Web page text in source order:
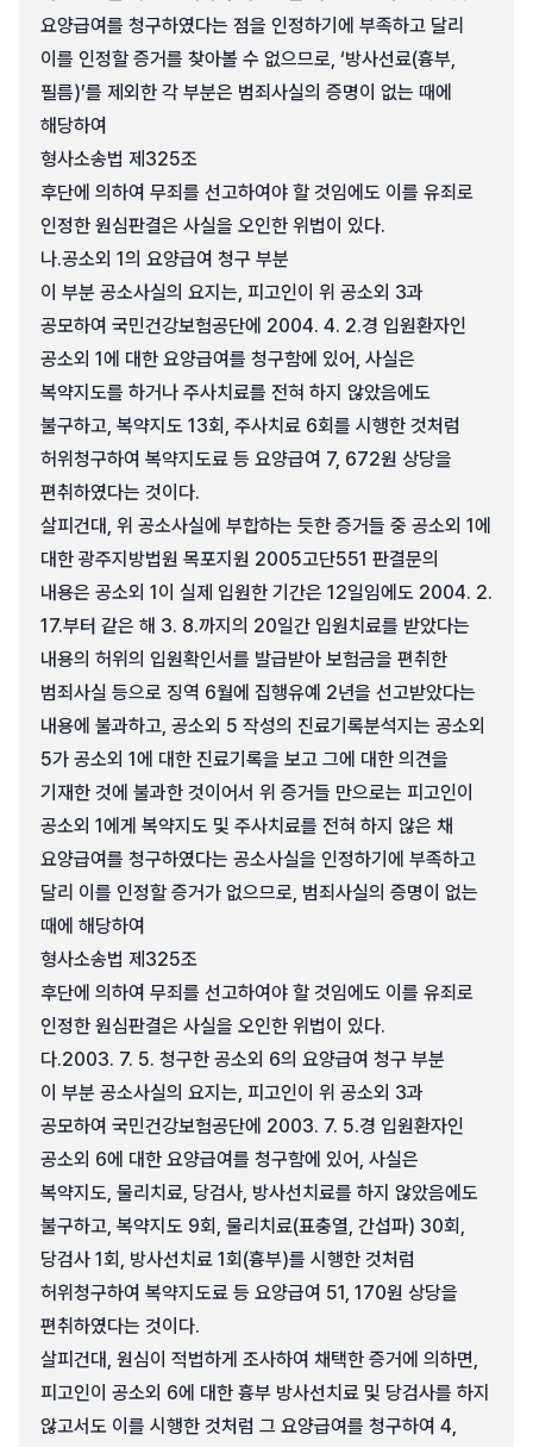
요양급여를 청구하였다는 점을 인정하기에 부족하고 달리
이를 인정할 증거를 찾아볼 수 없으므로, ‘방사선료(흉부,
필름)’를 제외한 각 부분은 범죄사실의 증명이 없는 때에
해당하여
형사소송법 제325조
후단에 의하여 무죄를 선고하여야 할 것임에도 이를 유죄로
인정한 원심판결은 사실을 오인한 위법이 있다.
나.공소외 1의 요양급여 청구 부분
이 부분 공소사실의 요지는, 피고인이 위 공소외 3과
공모하여 국민건강보험공단에 2004. 4. 2.경 입원환자인
공소외 1에 대한 요양급여를 청구함에 있어, 사실은
복약지도를 하거나 주사치료를 전혀 하지 않았음에도
불구하고, 복약지도 13회, 주사치료 6회를 시행한 것처럼
허위청구하여 복약지도료 등 요양급여 7, 672원 상당을
편취하였다는 것이다.
살피건대, 위 공소사실에 부합하는 듯한 증거들 중 공소외 1에
대한 광주지방법원 목포지원 2005고단551 판결문의
내용은 공소외 1이 실제 입원한 기간은 12일임에도 2004. 2.
17.부터 같은 해 3. 8.까지의 20일간 입원치료를 받았다는
내용의 허위의 입원확인서를 발급받아 보험금을 편취한
범죄사실 등으로 징역 6월에 집행유예 2년을 선고받았다는
내용에 불과하고, 공소외 5 작성의 진료기록분석지는 공소외
5가 공소외 1에 대한 진료기록을 보고 그에 대한 의견을
기재한 것에 불과한 것이어서 위 증거들 만으로는 피고인이
공소외 1에게 복약지도 및 주사치료를 전혀 하지 않은 채
요양급여를 청구하였다는 공소사실을 인정하기에 부족하고
달리 이를 인정할 증거가 없으므로, 범죄사실의 증명이 없는
때에 해당하여
형사소송법 제325조
후단에 의하여 무죄를 선고하여야 할 것임에도 이를 유죄로
인정한 원심판결은 사실을 오인한 위법이 있다.
다.2003. 7. 5. 청구한 공소외 6의 요양급여 청구 부분
이 부분 공소사실의 요지는, 피고인이 위 공소외 3과
공모하여 국민건강보험공단에 2003. 7. 5.경 입원환자인
공소외 6에 대한 요양급여를 청구함에 있어, 사실은
복약지도, 물리치료, 당검사, 방사선치료를 하지 않았음에도
불구하고, 복약지도 9회, 물리치료(표충열, 간섭파) 30회,
당검사 1회, 방사선치료 1회(흉부)를 시행한 것처럼
허위청구하여 복약지도료 등 요양급여 51, 170원 상당을
편취하였다는 것이다.
살피건대, 원심이 적법하게 조사하여 채택한 증거에 의하면,
피고인이 공소외 6에 대한 흉부 방사선치료 및 당검사를 하지
않고서도 이를 시행한 것처럼 그 요양급여를 청구하여 4,